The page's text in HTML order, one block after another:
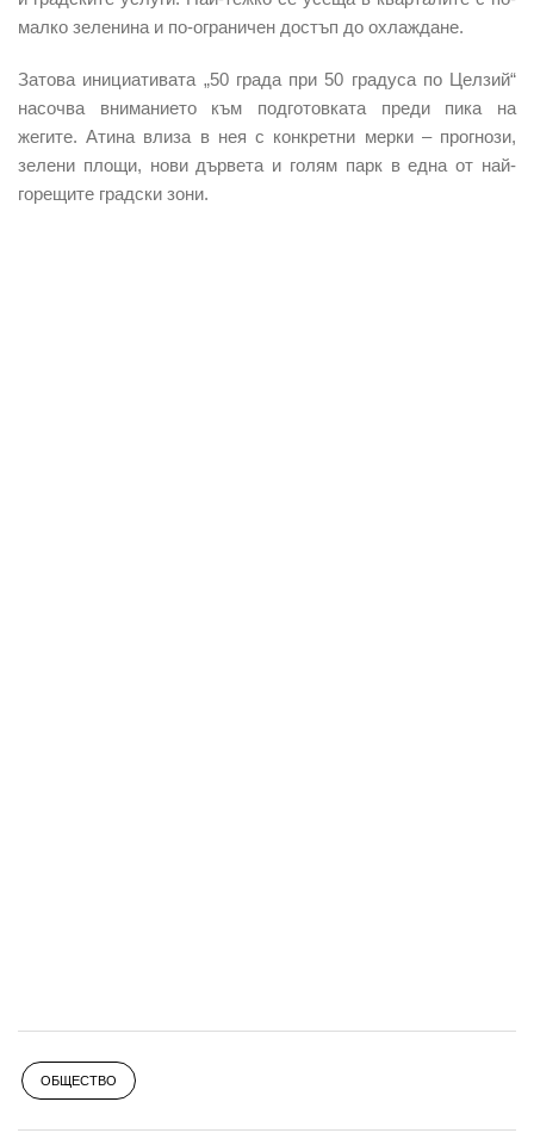
малко зеленина и по-ограничен достъп до охлаждане.
Затова инициативата „50 града при 50 градуса по Целзий“
насочва вниманието към подготовката преди пика на
жегите. Атина влиза в нея с конкретни мерки – прогнози,
зелени площи, нови дървета и голям парк в една от най-
горещите градски зони.
ОБЩЕСТВО